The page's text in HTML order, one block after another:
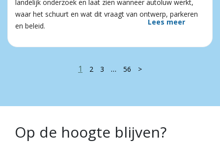
landelijk onderzoek en laat zien wanneer autoluw werkt,
waar het schuurt en wat dit vraagt van ontwerp, parkeren
en beleid.
Lees meer
1 2 3 … 56 >
Op de hoogte blijven?